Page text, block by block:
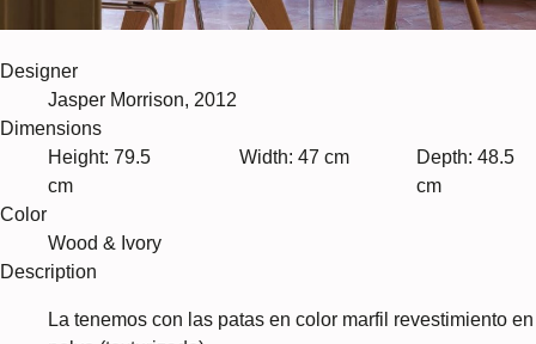
Designer
Jasper Morrison, 2012
Dimensions
Height: 79.5
cm
Width: 47 cm
Depth: 48.5
cm
Color
Wood & Ivory
Description
La tenemos con las patas en color marfil revestimiento en